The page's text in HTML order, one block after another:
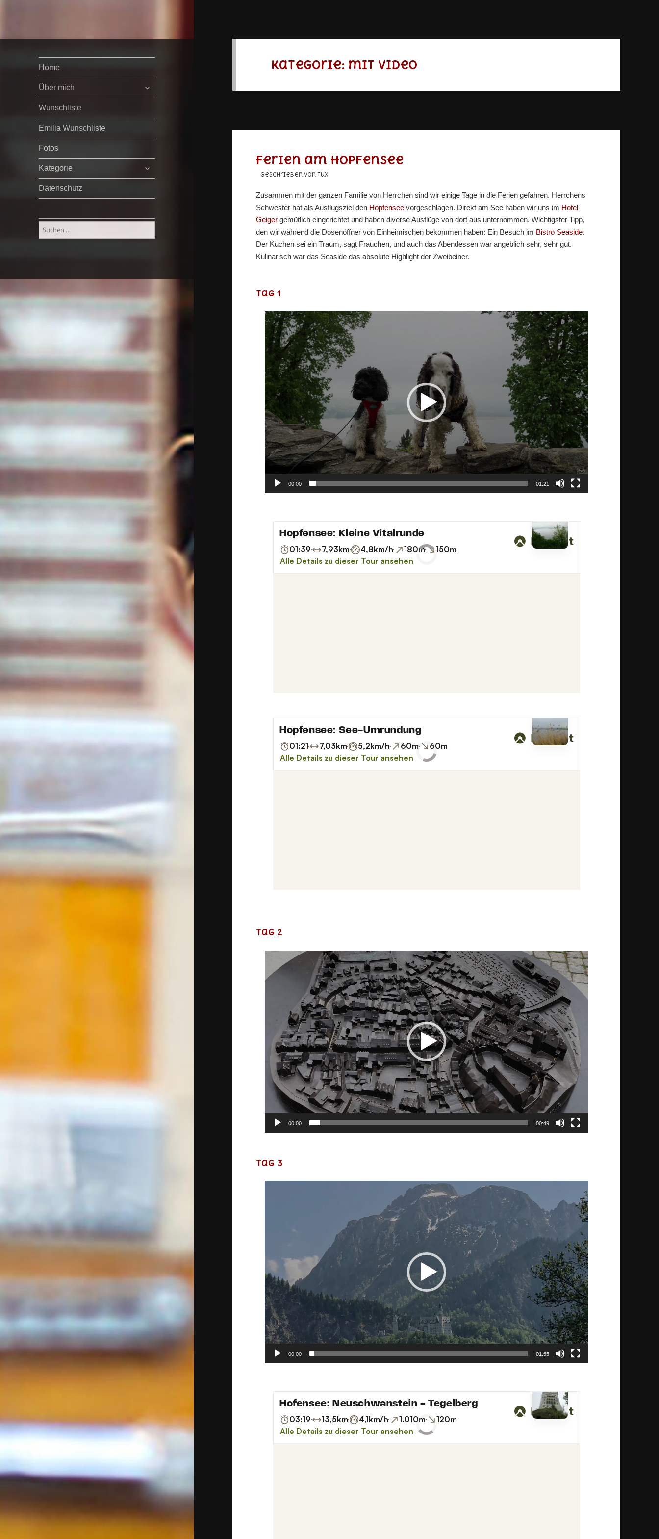
Home
Über mich
untermenü
öffnen
Wunschliste
Emilia Wunschliste
Fotos
Kategorie
untermenü
öffnen
Datenschutz
Suchen
nach:
Kategorie: mit Video
Ferien am Hopfensee
geschrieben von Tux
Zusammen mit der ganzen Familie von Herrchen sind wir einige Tage in die Ferien gefahren. Herrchens
Schwester hat als Ausflugsziel den Hopfenseevorgeschlagen. Direkt am See haben wir uns im Hotel
Geigergemütlich eingerichtet und haben diverse Ausflüge von dort aus unternommen. Wichtigster Tipp,
den wir während die Dosenöffner von Einheimischen bekommen haben: Ein Besuch im Bistro Seaside.
Der Kuchen sei ein Traum, sagt Frauchen, und auch das Abendessen war angeblich sehr, sehr gut.
Kulinarisch war das Seaside das absolute Highlight der Zweibeiner.
Tag 1
00:00 01:21
Tag 2
Video-
Player
00:00 00:49
Tag 3
Video-
Player
00:00 01:55